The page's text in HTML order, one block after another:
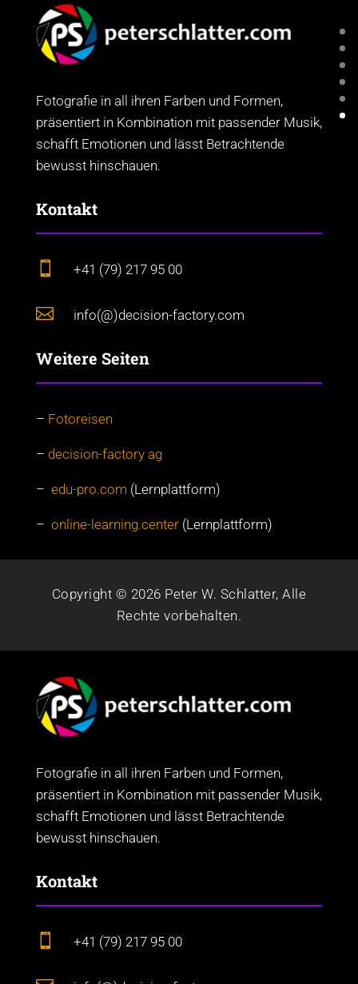
Fotografie in all ihren Farben und Formen,
präsentiert in Kombination mit passender Musik,
schafft Emotionen und lässt Betrachtende
bewusst hinschauen.
Kontakt
 +41 (79) 217 95 00
 info(@)decision-factory.com
Weitere Seiten
– Fotoreisen
– decision-factory ag
– edu-pro.com (Lernplattform)
– online-learning.center(Lernplattform)
Copyright © 2026 Peter W. Schlatter, Alle
Rechte vorbehalten.
Fotografie in all ihren Farben und Formen,
präsentiert in Kombination mit passender Musik,
schafft Emotionen und lässt Betrachtende
bewusst hinschauen.
Kontakt
 +41 (79) 217 95 00